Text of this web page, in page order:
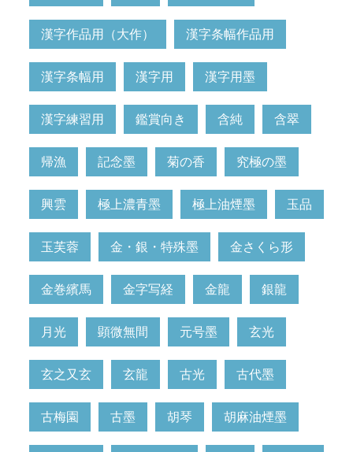
漢字作品用（大作） 漢字条幅作品用
漢字条幅用 漢字用 漢字用墨
漢字練習用 鑑賞向き 含純 含翠
帰漁 記念墨 菊の香 究極の墨
興雲 極上濃青墨 極上油煙墨 玉品
玉芙蓉 金・銀・特殊墨 金さくら形
金巻繽馬 金字写経 金龍 銀龍
月光 顕微無間 元号墨 玄光
玄之又玄 玄龍 古光 古代墨
古梅園 古墨 胡琴 胡麻油煙墨